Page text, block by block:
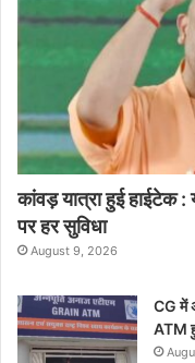
कांवड़ यात्रा हुई हाईटेक
पर हर सुविधा
August 9, 2026
CG में
ATM